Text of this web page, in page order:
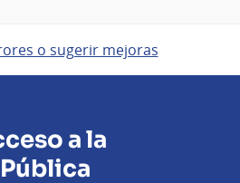
o sugerir mejoras
a la